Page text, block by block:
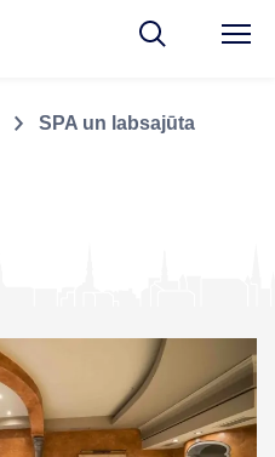
SPA un labsajūta